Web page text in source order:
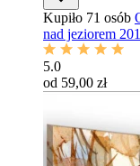
Kupiło 71 osób
nad jeziorem
5.0
od 59,00 zł